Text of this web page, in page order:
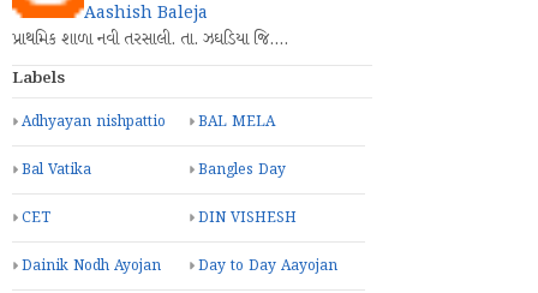
Aashish Baleja
પ્રાથમિક શાળા નવી તરસાલી. તા. ઝઘડિયા જિ.…
Labels
Adhyayan nishpattio BAL MELA
Bal Vatika Bangles Day
CET DIN VISHESH
Dainik Nodh Ayojan Day to Day Aayojan